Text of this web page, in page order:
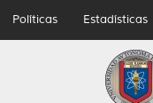
Políticas Estadísticas